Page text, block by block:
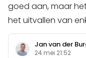
goed aan, maar
het uitvallen van
Jan van der
24 mei 21:52